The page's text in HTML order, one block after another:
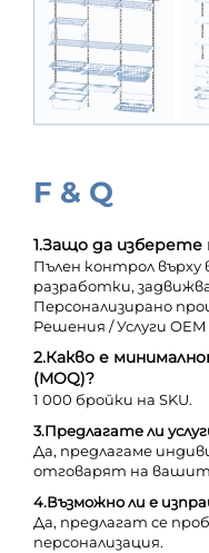
F & Q
1.Защо да изберете
Пълен контрол върху
разработки,
Персонализирано
Решения / Услуги
2.Какво е
(MOQ)?
1 000 бройки на SKU.
3.Предлагате ли
Да, предлагаме
отговарят на
4.Възможно ли е
Да, предлагат се
персонализация.